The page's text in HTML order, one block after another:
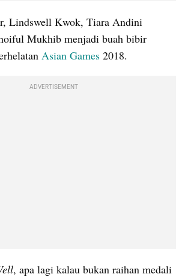
Lindswell Kwok, Tiara Andini
Mukhib menjadi buah bibir
Asian Games 2018.
ADVERTISEMENT
, apa lagi kalau bukan raihan medali